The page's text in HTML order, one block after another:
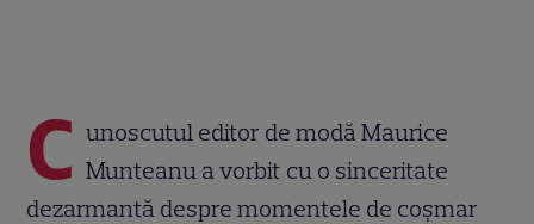
C unoscutul editor de modă Maurice
Munteanu a vorbit cu o sinceritate
dezarmantă despre momentele de coșmar